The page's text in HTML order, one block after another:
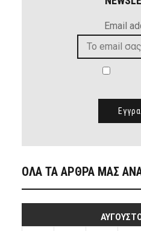
Email
ΟΛΑ ΤΑ ΑΡΘΡΑ ΜΑΣ